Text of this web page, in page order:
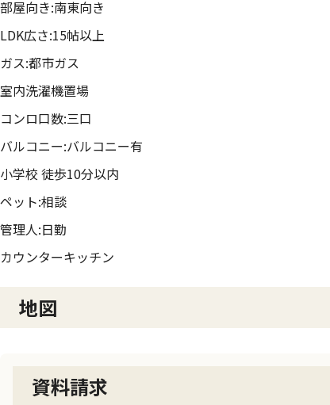
部屋向き:南東向き
LDK広さ:15帖以上
ガス:都市ガス
室内洗濯機置場
コンロ口数:三口
バルコニー:バルコニー有
小学校 徒歩10分以内
ペット:相談
管理人:日勤
カウンターキッチン
地図
資料請求